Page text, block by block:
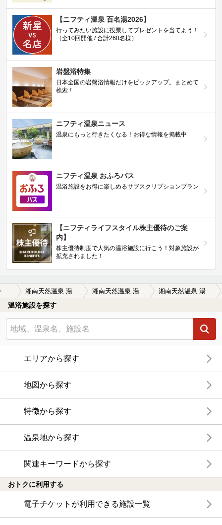
【ニフティ温泉 百名湯2026】
行ってみたい施設に投票してプレゼントを当てよう！
（全10回開催 / 合計260名様）
岩盤浴特集
日本全国の岩盤浴情報だけをピックアップ。まとめて
検索！
ニフティ温泉ニュース
温泉にもっと行きたくなる！お得な情報を掲載中
ニフティ温泉 おふろパス
温浴施設をお得に楽しめるサブスクリプションプラン
【ニフティライフスタイル株主優待のご案
内】
株主優待制度で人気の温浴施設に行こう！対象施設が
拡充されました！
湘南天然温泉 湯乃蔵ガーデンの口コミ一覧
温浴施設を探す
エリアから探す
地図から探す
特徴から探す
温泉地から探す
関連キーワードから探す
おトクに利用する
電子チケットが利用できる施設一覧